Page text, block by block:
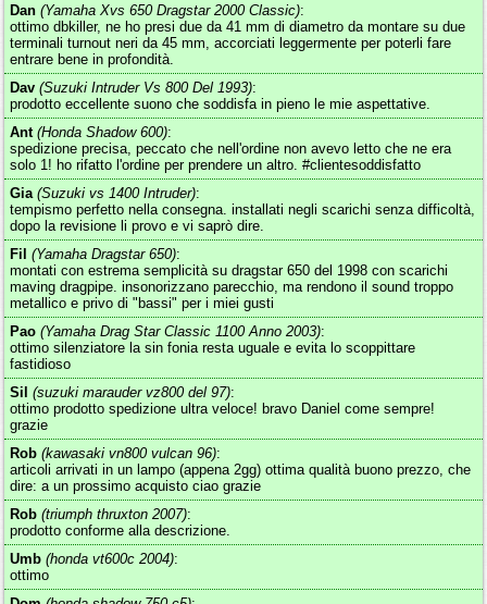
Dan (Yamaha Xvs 650 Dragstar 2000 Classic):
ottimo dbkiller, ne ho presi due da 41 mm di diametro da montare su due
terminali turnout neri da 45 mm, accorciati leggermente per poterli fare
entrare bene in profondità.
Dav (Suzuki Intruder Vs 800 Del 1993):
prodotto eccellente suono che soddisfa in pieno le mie aspettative.
Ant (Honda Shadow 600):
spedizione precisa, peccato che nell'ordine non avevo letto che ne era
solo 1! ho rifatto l'ordine per prendere un altro. #clientesoddisfatto
Gia (Suzuki vs 1400 Intruder):
tempismo perfetto nella consegna. installati negli scarichi senza difficoltà,
dopo la revisione li provo e vi saprò dire.
Fil
(Yamaha Dragstar 650):
montati con estrema semplicità su dragstar 650 del 1998 con scarichi
maving dragpipe. insonorizzano parecchio, ma rendono il sound troppo
metallico e privo di "bassi" per i miei gusti
Pao (Yamaha Drag Star Classic 1100 Anno 2003):
ottimo silenziatore la sin fonia resta uguale e evita lo scoppittare
fastidioso
Sil
(suzuki marauder vz800 del 97):
ottimo prodotto spedizione ultra veloce! bravo Daniel come sempre!
grazie
Rob (kawasaki vn800 vulcan 96):
articoli arrivati in un lampo (appena 2gg) ottima qualità buono prezzo, che
dire: a un prossimo acquisto ciao grazie
Rob (triumph thruxton 2007):
prodotto conforme alla descrizione.
Umb (honda vt600c 2004):
ottimo